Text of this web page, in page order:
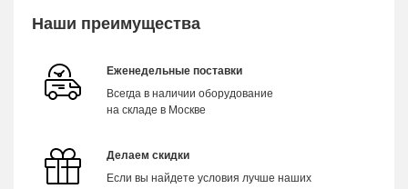
Наши преимущества
Еженедельные поставки
Всегда в наличии оборудование
на складе в Москве
Делаем скидки
Если вы найдете условия лучше наших